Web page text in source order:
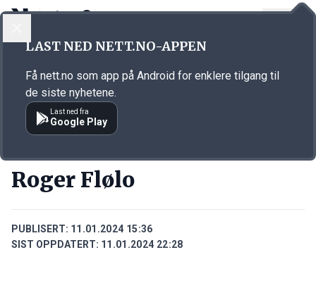
Annonsørinnhold
Roger Flølo
PUBLISERT: 11.01.2024 15:36
SIST OPPDATERT: 11.01.2024 22:28
LAST NED NETT.NO-APPEN
Få nett.no som app på Android for enklere tilgang til
de siste nyhetene.
Last ned fra
Google Play